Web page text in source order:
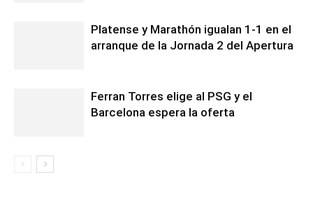
Platense y Marathón igualan 1-1 en el
arranque de la Jornada 2 del Apertura
Ferran Torres elige al PSG y el
Barcelona espera la oferta